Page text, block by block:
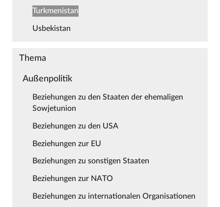
Turkmenistan
Usbekistan
Thema
Außenpolitik
Beziehungen zu den Staaten der ehemaligen
Sowjetunion
Beziehungen zu den USA
Beziehungen zur EU
Beziehungen zu sonstigen Staaten
Beziehungen zur NATO
Beziehungen zu internationalen Organisationen